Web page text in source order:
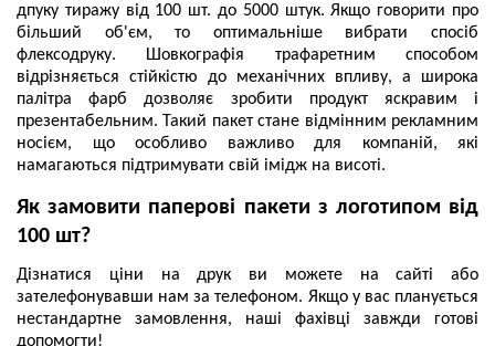
дпуку тиражу від 100 шт. до 5000 штук. Якщо говорити про
більший об'єм, то оптимальніше вибрати спосіб
флексодруку. Шовкографія трафаретним способом
відрізняється стійкістю до механічних впливу, а широка
палітра фарб дозволяє зробити продукт яскравим і
презентабельним. Такий пакет стане відмінним рекламним
носієм, що особливо важливо для компаній, які
намагаються підтримувати свій імідж на висоті.
Як замовити паперові пакети з логотипом від
100 шт?
Дізнатися ціни на друк ви можете на сайті або
зателефонувавши нам за телефоном. Якщо у вас планується
нестандартне замовлення, наші фахівці завжди готові
допомогти!